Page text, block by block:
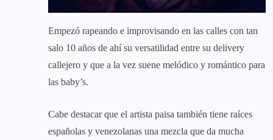
Empezó rapeando e improvisando en las calles con tan
salo 10 años de ahí su versatilidad entre su delivery
callejero y que a la vez suene melódico y romántico para
las baby’s.
Cabe destacar que el artista paisa también tiene raíces
españolas y venezolanas una mezcla que da mucha